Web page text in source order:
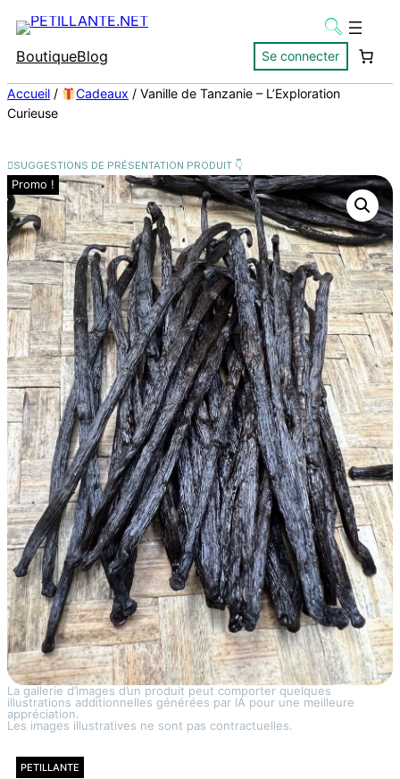
BoutiqueBlog Se connecter
Accueil / Cadeaux / Vanille de Tanzanie – L’Exploration
Curieuse
Promo !
La gallerie d’images d’un produit peut comporter quelques
illustrations additionnelles générées par IA pour une meilleure
appréciation.
Les images illustratives ne sont pas contractuelles.
PETILLANTE